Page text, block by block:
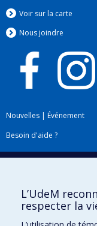
Voir sur la carte
Nous joindre
Nouvelles | Événement
Besoin d'aide ?
Plan du site|Accessibilité
L’UdeM
respecter la